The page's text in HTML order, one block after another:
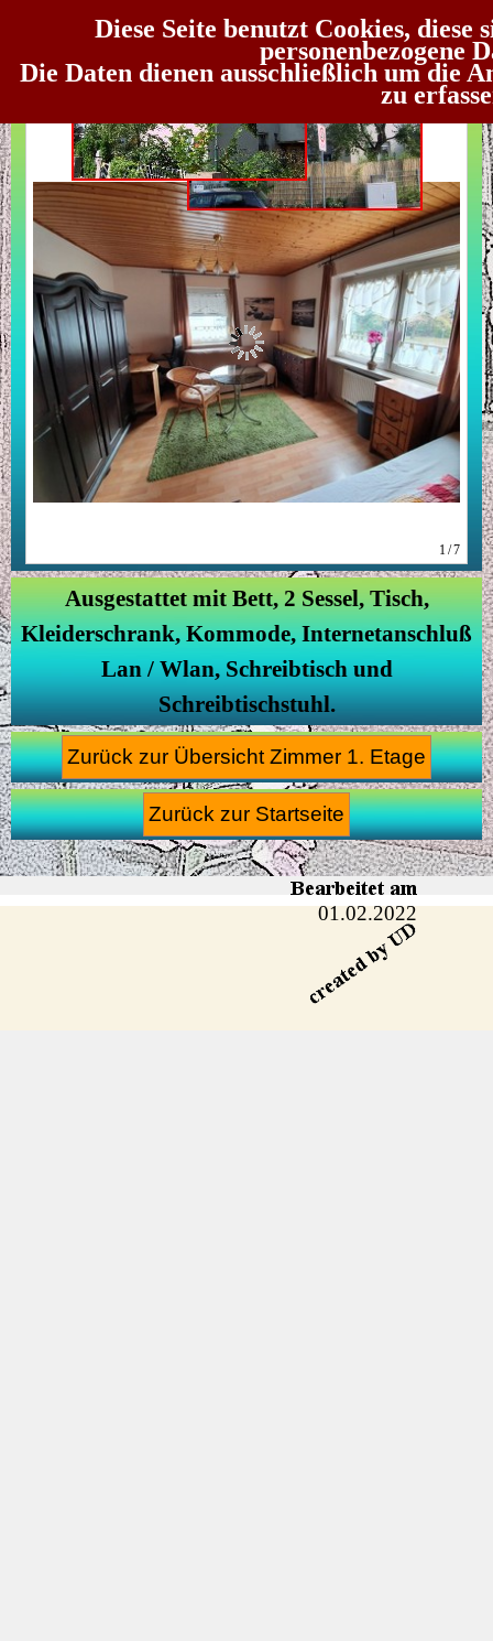
Diese Seite benutzt Cookies, diese
personenbezogene
Die Daten dienen ausschließlich um die
zu
Suchen
Das WG-
1/7
Ausgestattet mit Bett, 2 Sessel, Tisch,
Kleiderschrank, Kommode, Internetanschluß
Lan / Wlan, Schreibtisch und
Schreibtischstuhl.
Zurück zur Übersicht Zimmer 1. Etage
Zurück zur Startseite
01.02.2022